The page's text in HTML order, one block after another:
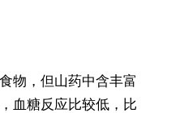
物，但山药中含丰富
血糖反应比较低，比